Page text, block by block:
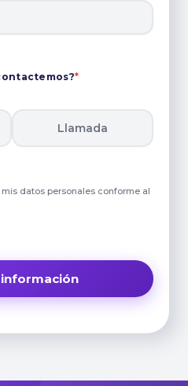
*
Llamada
datos personales conforme al